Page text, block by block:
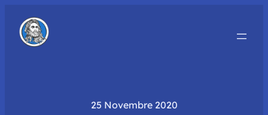
25 Novembre 2020